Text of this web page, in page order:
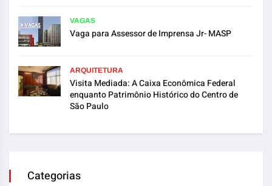
VAGAS
Vaga para Assessor de Imprensa Jr- MASP
ARQUITETURA
Visita Mediada: A Caixa Econômica Federal
enquanto Patrimônio Histórico do Centro de
São Paulo
Categorias